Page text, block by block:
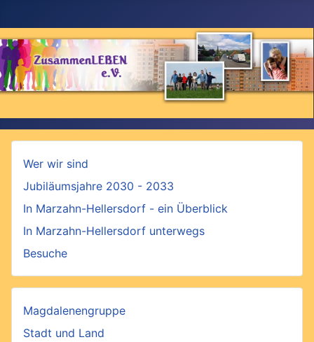
Wer wir sind
Jubiläumsjahre 2030 - 2033
In Marzahn-Hellersdorf - ein Überblick
In Marzahn-Hellersdorf unterwegs
Besuche
Magdalenengruppe
Stadt und Land